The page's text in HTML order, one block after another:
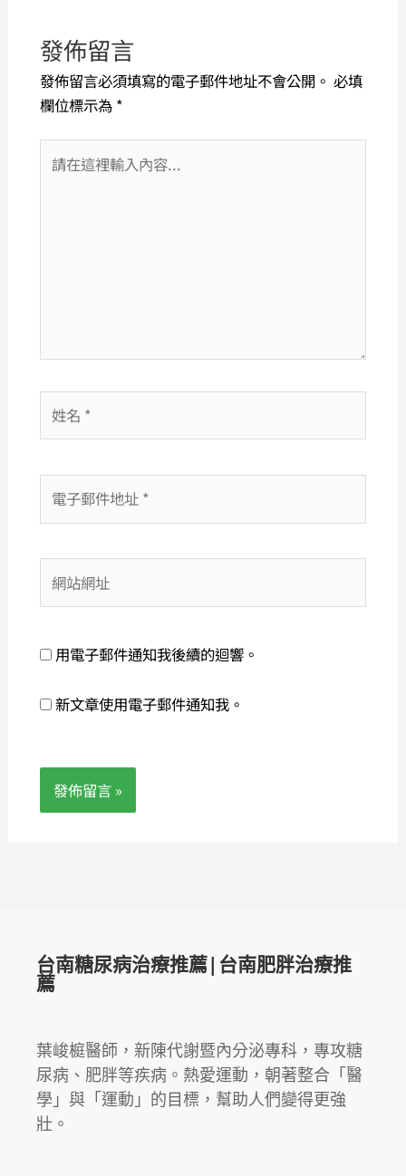
發佈留言
發佈留言必須填寫的電子郵件地址不會公開。 必填
欄位標示為 *
在
名
件
地
址
站
用電子郵件通知我後續的迴響。
新文章使用電子郵件通知我。
台南糖尿病治療推薦|台南肥胖治療推
薦
葉峻榳醫師，新陳代謝暨內分泌專科，專攻糖
尿病、肥胖等疾病。熱愛運動，朝著整合「醫
學」與「運動」的目標，幫助人們變得更強
壯。